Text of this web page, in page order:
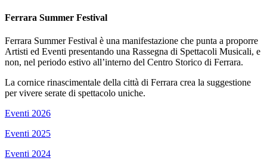
Ferrara Summer Festival
Ferrara Summer Festival è una manifestazione che punta a proporre
Artisti ed Eventi presentando una Rassegna di Spettacoli Musicali, e
non, nel periodo estivo all’interno del Centro Storico di Ferrara.
La cornice rinascimentale della città di Ferrara crea la suggestione
per vivere serate di spettacolo uniche.
Eventi 2026
Eventi 2025
Eventi 2024